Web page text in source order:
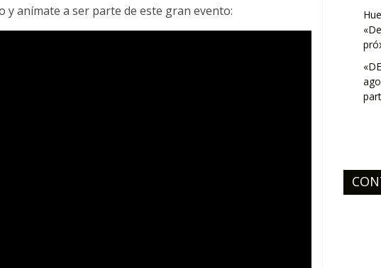
y anímate a ser parte de este gran evento: